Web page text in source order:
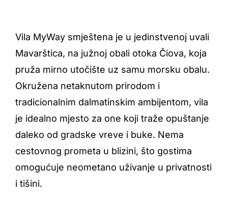
Vila MyWay smještena je u jedinstvenoj uvali
Mavarštica, na južnoj obali otoka Čiova, koja
pruža mirno utočište uz samu morsku obalu.
Okružena netaknutom prirodom i
tradicionalnim dalmatinskim ambijentom, vila
je idealno mjesto za one koji traže opuštanje
daleko od gradske vreve i buke. Nema
cestovnog prometa u blizini, što gostima
omogućuje neometano uživanje u privatnosti
i tišini.